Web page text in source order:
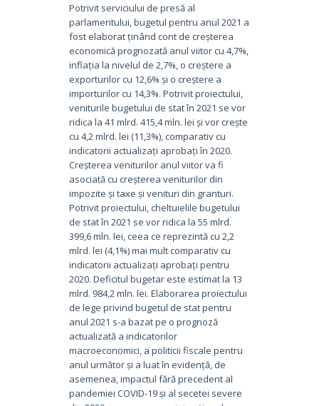
Potrivit serviciului de presă al
parlamentului, bugetul pentru anul 2021 a
fost elaborat ținând cont de creșterea
economică prognozată anul viitor cu 4,7%,
inflația la nivelul de 2,7%, o creștere a
exporturilor cu 12,6% și o creștere a
importurilor cu 14,3%. Potrivit proiectului,
veniturile bugetului de stat în 2021 se vor
ridica la 41 mlrd. 415,4 mln. lei și vor crește
cu 4,2 mlrd. lei (11,3%), comparativ cu
indicatorii actualizați aprobați în 2020.
Creșterea veniturilor anul viitor va fi
asociată cu creșterea veniturilor din
impozite și taxe și venituri din granturi.
Potrivit proiectului, cheltuielile bugetului
de stat în 2021 se vor ridica la 55 mlrd.
399,6 mln. lei, ceea ce reprezintă cu 2,2
mlrd. lei (4,1%) mai mult comparativ cu
indicatorii actualizați aprobați pentru
2020. Deficitul bugetar este estimat la 13
mlrd. 984,2 mln. lei. Elaborarea proiectului
de lege privind bugetul de stat pentru
anul 2021 s-a bazat pe o prognoză
actualizată a indicatorilor
macroeconomici, a politicii fiscale pentru
anul următor și a luat în evidență, de
asemenea, impactul fără precedent al
pandemiei COVID-19 și al secetei severe